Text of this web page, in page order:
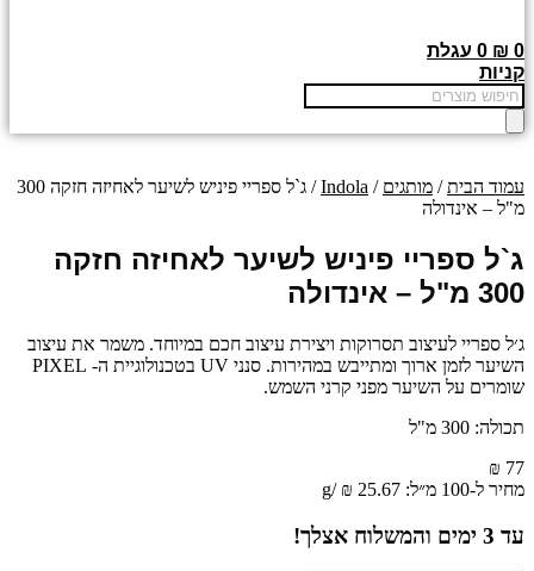
₪ 0
0 עגלת
קניות
Products
search
עמוד הבית/ מותגים /
Indola
/ ג`ל ספריי פיניש לשיער לאחיזה חזקה 300
מ"ל – אינדולה
ג`ל ספריי פיניש לשיער לאחיזה חזקה
300 מ"ל – אינדולה
ג׳ל ספריי לעיצוב תסרוקות ויצירת עיצוב חכם במיוחד. משמר את עיצוב
השיער לזמן ארוך ומתייבש במהירות. סנני UV בטכנולוגיית ה- PIXEL
שומרים על השיער מפני קרני השמש.
תכולה: 300 מ"ל
₪ 77
מחיר ל-100 מ״ל:
₪ 25.67
/
g
עד 3 ימים והמשלוח אצלך!